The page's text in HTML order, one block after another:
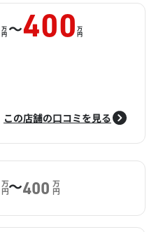
万
円 ～400 万
円
この店舗の口コミを見る
万
円～400 万
円